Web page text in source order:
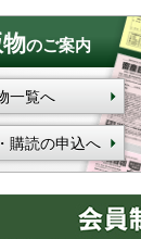
のご案内
一覧へ
購読の申込へ